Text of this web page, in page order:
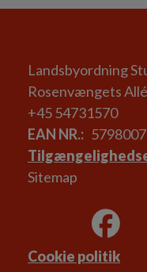
Landsbyordning
Rosenvængets
+45 54731570
EAN NR.
Sitemap
Cookie politik